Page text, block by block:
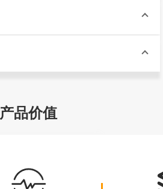
产品价值